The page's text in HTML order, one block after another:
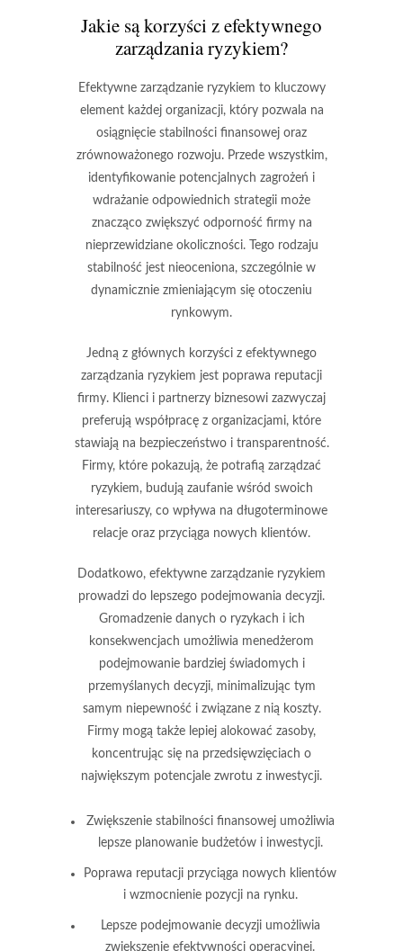
Jakie są korzyści z efektywnego
zarządzania ryzykiem?
Efektywne zarządzanie ryzykiem to kluczowy
element każdej organizacji, który pozwala na
osiągnięcie stabilności finansowej oraz
zrównoważonego rozwoju. Przede wszystkim,
identyfikowanie potencjalnych zagrożeń i
wdrażanie odpowiednich strategii może
znacząco zwiększyć odporność firmy na
nieprzewidziane okoliczności. Tego rodzaju
stabilność jest nieoceniona, szczególnie w
dynamicznie zmieniającym się otoczeniu
rynkowym.
Jedną z głównych korzyści z efektywnego
zarządzania ryzykiem jest poprawa reputacji
firmy. Klienci i partnerzy biznesowi zazwyczaj
preferują współpracę z organizacjami, które
stawiają na bezpieczeństwo i transparentność.
Firmy, które pokazują, że potrafią zarządzać
ryzykiem, budują zaufanie wśród swoich
interesariuszy, co wpływa na długoterminowe
relacje oraz przyciąga nowych klientów.
Dodatkowo, efektywne zarządzanie ryzykiem
prowadzi do lepszego podejmowania decyzji.
Gromadzenie danych o ryzykach i ich
konsekwencjach umożliwia menedżerom
podejmowanie bardziej świadomych i
przemyślanych decyzji, minimalizując tym
samym niepewność i związane z nią koszty.
Firmy mogą także lepiej alokować zasoby,
koncentrując się na przedsięwzięciach o
największym potencjale zwrotu z inwestycji.
Zwiększenie stabilności finansowej umożliwia
lepsze planowanie budżetów i inwestycji.
Poprawa reputacji przyciąga nowych klientów
i wzmocnienie pozycji na rynku.
Lepsze podejmowanie decyzji umożliwia
zwiększenie efektywności operacyjnej.